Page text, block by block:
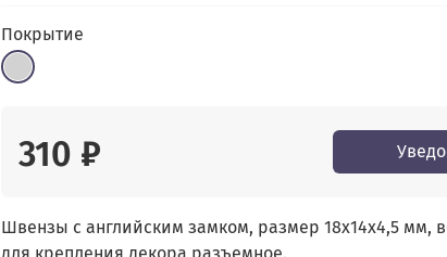
Покрытие
310 ₽
Швензы с английским замком, размер 18х14x4,5 мм,